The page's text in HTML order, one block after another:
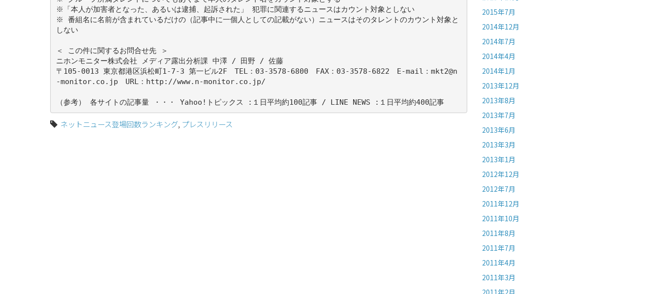
※「本人が加害者となった、あるいは逮捕、起訴された」 犯罪に関連するニュースはカウント対象としない
※ 番組名に名前が含まれているだけの（記事中に一個人としての記載がない）ニュースはそのタレントのカウント対象と
しない
＜ この件に関するお問合せ先 ＞
ニホンモニター株式会社 メディア露出分析課 中澤 / 田野 / 佐藤
〒105-0013 東京都港区浜松町1-7-3 第一ビル2F TEL：03‐3578‐6800 FAX：03‐3578‐6822 E-mail：mkt2@n
-monitor.co.jp URL：http://www.n-monitor.co.jp/
（参考） 各サイトの記事量 ・・・ Yahoo!トピックス :１日平均約100記事 / LINE NEWS :１日平均約400記事
ネットニュース登場回数ランキング, プレスリリース
2015年7月
2014年12月
2014年7月
2014年4月
2014年1月
2013年12月
2013年8月
2013年7月
2013年6月
2013年3月
2013年1月
2012年12月
2012年7月
2011年12月
2011年10月
2011年8月
2011年7月
2011年4月
2011年3月
2011年2月